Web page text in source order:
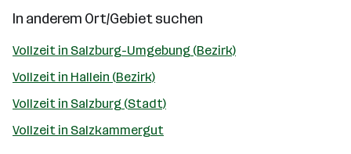
In anderem Ort/Gebiet suchen
Vollzeit in Salzburg-Umgebung (Bezirk)
Vollzeit in Hallein (Bezirk)
Vollzeit in Salzburg (Stadt)
Vollzeit in Salzkammergut